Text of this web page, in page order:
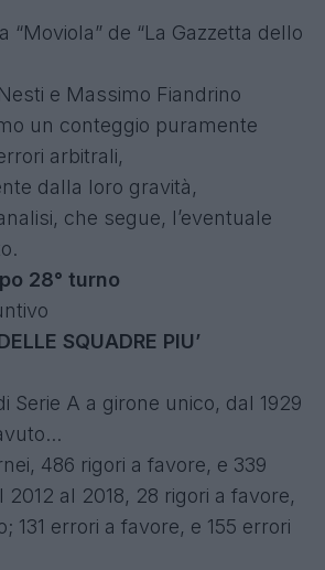
“Moviola” de “La Gazzetta dello
e Massimo Fiandrino
un conteggio puramente
arbitrali,
dalla loro gravità,
che segue, l’eventuale
28° turno
SQUADRE PIU’
Serie A a girone unico, dal 1929
486 rigori a favore, e 339
2012 al 2018, 28 rigori a favore,
131 errori a favore, e 155 errori